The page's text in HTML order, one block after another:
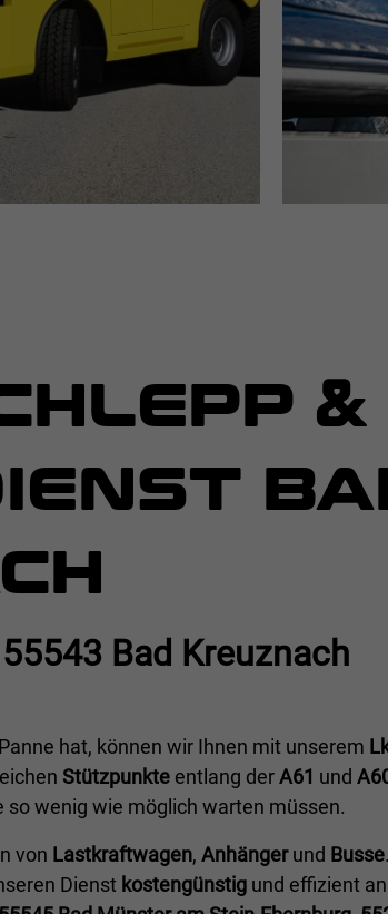
&
Bad Kreuznach
hat, können wir Ihnen mit unserem
Stützpunkte entlang derA61 und
so wenig wie möglich warten müssen.
von Lastkraftwagen, Anhängerund Busse
Dienst kostengünstig und effizient